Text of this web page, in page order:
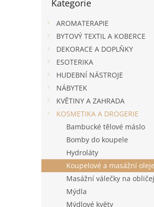
kategorie
Kategorie
AROMATERAPIE
BYTOVÝ TEXTIL A KOBERCE
DEKORACE A DOPLŇKY
ESOTERIKA
HUDEBNÍ NÁSTROJE
NÁBYTEK
KVĚTINY A ZAHRADA
KOSMETIKA A DROGERIE
Bambucké tělové máslo
Bomby do koupele
Hydroláty
Koupelové a masážní oleje
Masážní válečky na obličej
Mýdla
Mýdlové květy